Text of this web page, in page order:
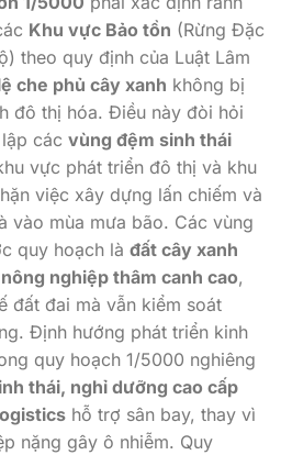
Khu vực Bảo tồn (Rừng Đặc
theo quy định của Luật Lâm
che phủ cây xanh không bị
đô thị hóa. Điều này đòi hỏi
các vùng đệm sinh thái
vực phát triển đô thị và khu
việc xây dựng lấn chiếm và
vào mùa mưa bão. Các vùng
quy hoạch là đất cây xanh
nghiệp thâm canh cao,
đất đai mà vẫn kiểm soát
Định hướng phát triển kinh
quy hoạch 1/5000 nghiêng
thái, nghỉ dưỡng cao cấp
hỗ trợ sân bay, thay vì
nặng gây ô nhiễm. Quy